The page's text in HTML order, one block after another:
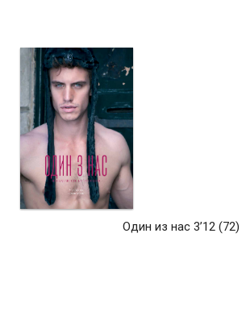
Один из нас 3’12 (72)